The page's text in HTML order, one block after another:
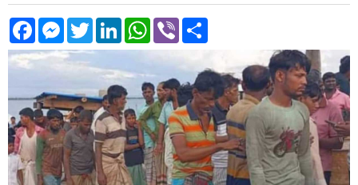
Facebook
Messenger
TwitterLinkedInWhatsApp
Viber